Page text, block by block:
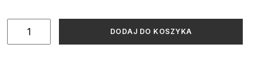
DODAJ DO KOSZYKA